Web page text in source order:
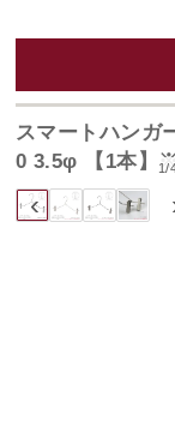
‹
1/
スマートハンガ
0 3.5φ 【1本】